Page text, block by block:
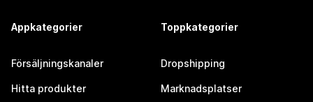
Appkategorier
Försäljningskanaler
Hitta produkter
Toppkategorier
Dropshipping
Marknadsplatser